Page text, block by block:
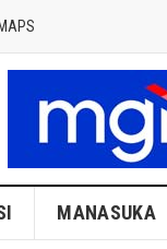
MANASUKA